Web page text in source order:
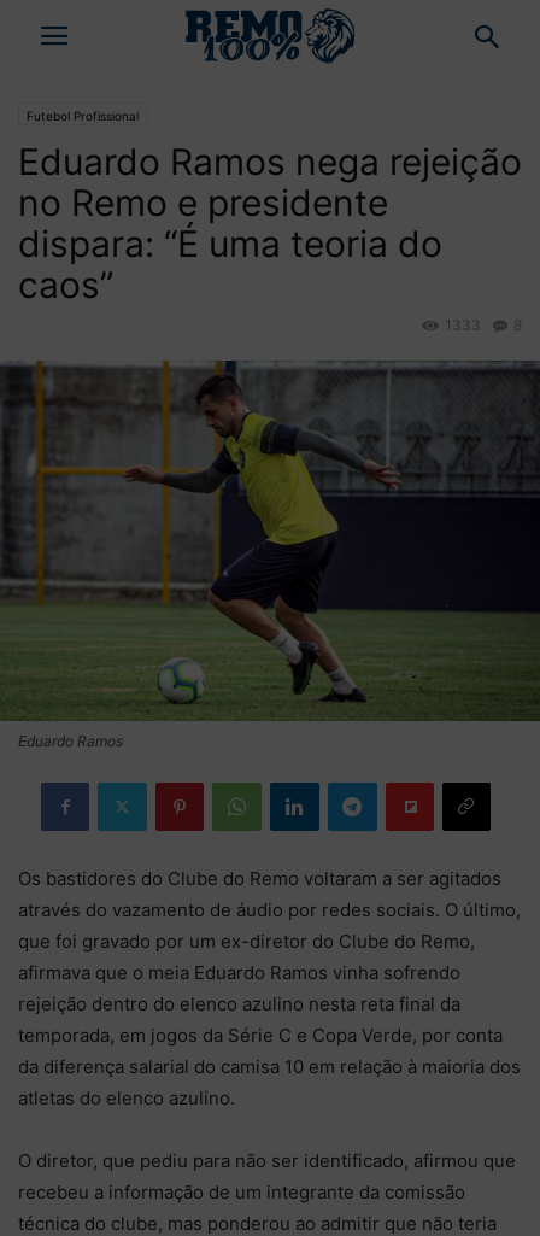
Futebol Profissional
Eduardo Ramos nega rejeição
no Remo e presidente
dispara: “É uma teoria do
caos”
8
1333
Eduardo Ramos
Os bastidores do Clube do Remo voltaram a ser agitados
através do vazamento de áudio por redes sociais. O último,
que foi gravado por um ex-diretor do Clube do Remo,
afirmava que o meia Eduardo Ramos vinha sofrendo
rejeição dentro do elenco azulino nesta reta final da
temporada, em jogos da Série C e Copa Verde, por conta
da diferença salarial do camisa 10 em relação à maioria dos
atletas do elenco azulino.
O diretor, que pediu para não ser identificado, afirmou que
recebeu a informação de um integrante da comissão
técnica do clube, mas ponderou ao admitir que não teria